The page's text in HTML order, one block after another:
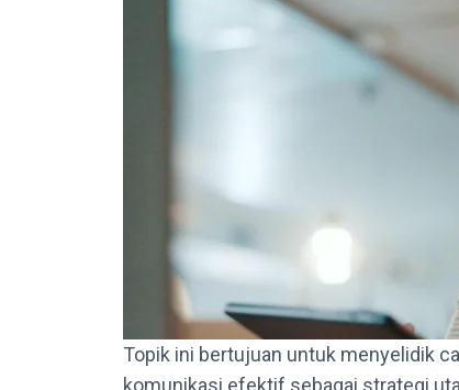
Topik ini bertujuan untuk menyelidik
komunikasi efektif sebagai strategi